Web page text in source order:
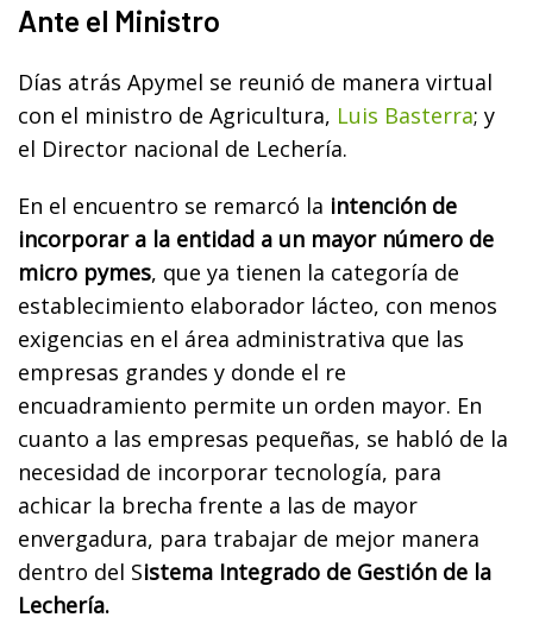
Ante el Ministro
Días atrás Apymel se reunió de manera virtual
con el ministro de Agricultura, Luis Basterra; y
el Director nacional de Lechería.
En el encuentro se remarcó la intención de
incorporar a la entidad a un mayor número de
micro pymes, que ya tienen la categoría de
establecimiento elaborador lácteo, con menos
exigencias en el área administrativa que las
empresas grandes y donde el re
encuadramiento permite un orden mayor. En
cuanto a las empresas pequeñas, se habló de la
necesidad de incorporar tecnología, para
achicar la brecha frente a las de mayor
envergadura, para trabajar de mejor manera
dentro del Sistema Integrado de Gestión de la
Lechería.